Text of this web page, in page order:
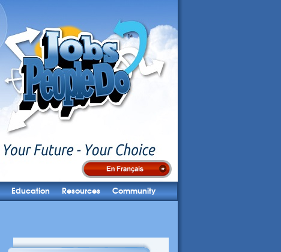
Education Resources Community